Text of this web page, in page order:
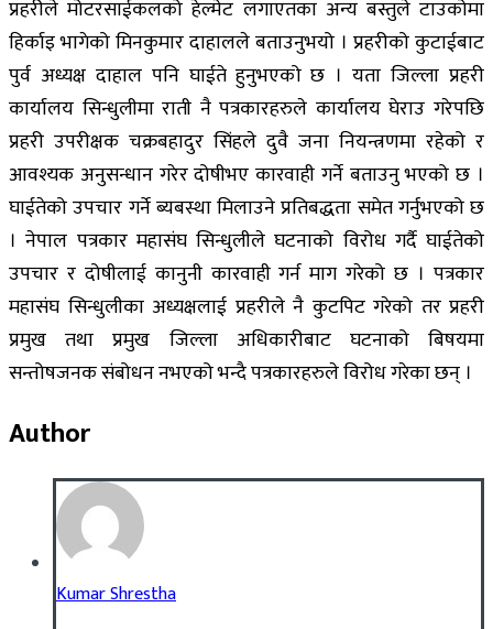
प्रहरीले मोटरसाईकलको हेल्मेट लगाएतका अन्य बस्तुले टाउकोमा
हिर्काइ भागेको मिनकुमार दाहालले बताउनुभयो । प्रहरीको कुटाईबाट
पुर्व अध्यक्ष दाहाल पनि घाईते हुनुभएको छ । यता जिल्ला प्रहरी
कार्यालय सिन्धुलीमा राती नै पत्रकारहरुले कार्यालय घेराउ गरेपछि
प्रहरी उपरीक्षक चक्रबहादुर सिंहले दुवै जना नियन्त्रणमा रहेको र
आवश्यक अनुसन्धान गरेर दोषीभए कारवाही गर्ने बताउनु भएको छ ।
घाईतेको उपचार गर्ने ब्यबस्था मिलाउने प्रतिबद्धता समेत गर्नुभएको छ
। नेपाल पत्रकार महासंघ सिन्धुलीले घटनाको विरोध गर्दै घाईतेको
उपचार र दोषीलाई कानुनी कारवाही गर्न माग गरेको छ । पत्रकार
महासंघ सिन्धुलीका अध्यक्षलाई प्रहरीले नै कुटपिट गरेको तर प्रहरी
प्रमुख तथा प्रमुख जिल्ला अधिकारीबाट घटनाको बिषयमा
सन्तोषजनक संबोधन नभएको भन्दै पत्रकारहरुले विरोध गरेका छन् ।
Author
Kumar Shrestha